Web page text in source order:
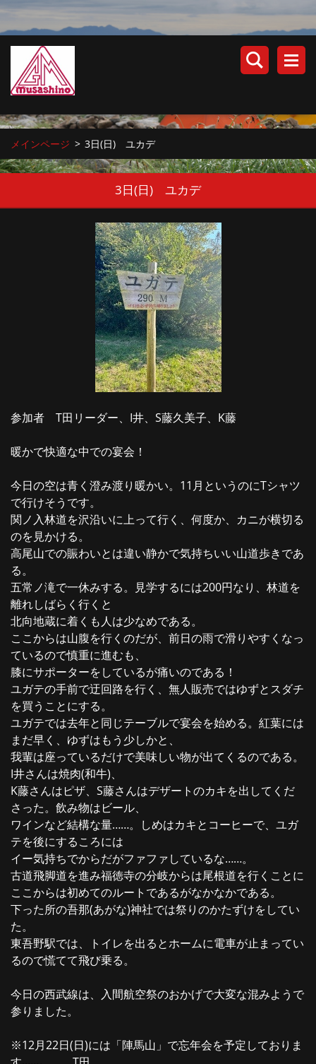
メインページ > 3日(日) ユカデ
3日(日) ユカデ
参加者 T田リーダー、I井、S藤久美子、K藤
暖かで快適な中での宴会！
今日の空は青く澄み渡り暖かい。11月というのにTシャツ
で行けそうです。
関ノ入林道を沢沿いに上って行く、何度か、カニが横切る
のを見かける。
高尾山での賑わいとは違い静かで気持ちいい山道歩きであ
る。
五常ノ滝で一休みする。見学するには200円なり、林道を
離れしばらく行くと
北向地蔵に着くも人は少なめである。
ここからは山腹を行くのだが、前日の雨で滑りやすくなっ
ているので慎重に進むも、
膝にサポーターをしているが痛いのである！
ユガテの手前で迂回路を行く、無人販売ではゆずとスダチ
を買うことにする。
ユガテでは去年と同じテーブルで宴会を始める。紅葉には
まだ早く、ゆずはもう少しかと、
我輩は座っているだけで美味しい物が出てくるのである。
I井さんは焼肉(和牛)、
K藤さんはピザ、S藤さんはデザートのカキを出してくだ
さった。飲み物はビール、
ワインなど結構な量……。しめはカキとコーヒーで、ユガ
テを後にするころには
イー気持ちでからだがファファしているな……。
古道飛脚道を進み福徳寺の分岐からは尾根道を行くことに
ここからは初めてのルートであるがなかなかである。
下った所の吾那(あがな)神社では祭りのかたずけをしてい
た。
東吾野駅では、トイレを出るとホームに電車が止まってい
るので慌てて飛び乗る。
今日の西武線は、入間航空祭のおかげで大変な混みようで
参りました。
※12月22日(日)には「陣馬山」で忘年会を予定しておりま